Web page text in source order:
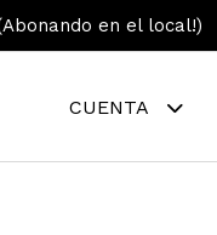
en el local!)
CUENTA